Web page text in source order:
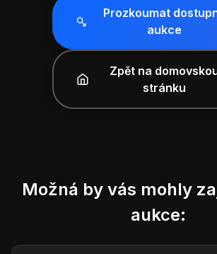
Prozkoumat
aukce
Zpět na
stránku
Možná by vás mohly
aukce: